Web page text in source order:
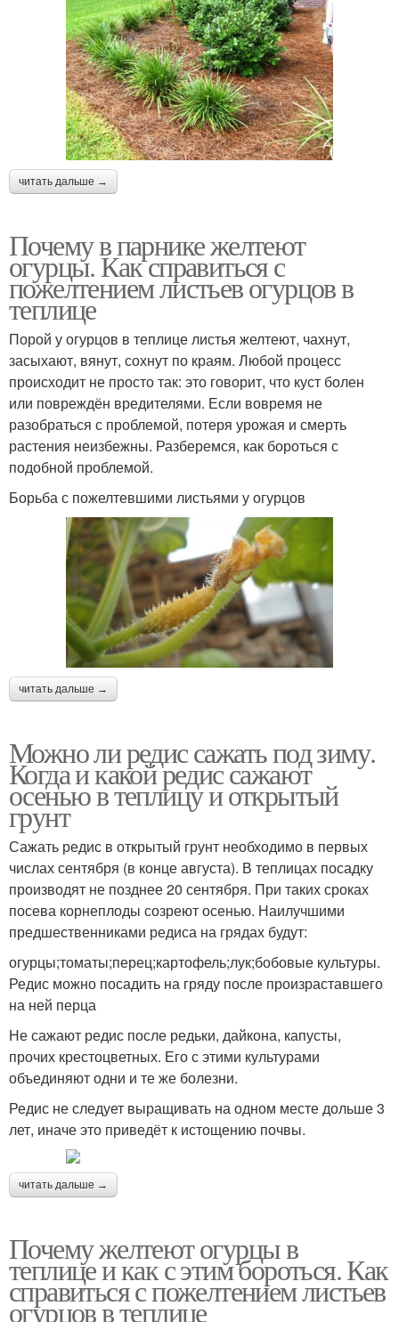
читать дальше →
Почему в парнике желтеют
огурцы. Как справиться с
пожелтением листьев огурцов в
теплице
Порой у огурцов в теплице листья желтеют, чахнут,
засыхают, вянут, сохнут по краям. Любой процесс
происходит не просто так: это говорит, что куст болен
или повреждён вредителями. Если вовремя не
разобраться с проблемой, потеря урожая и смерть
растения неизбежны. Разберемся, как бороться с
подобной проблемой.
Борьба с пожелтевшими листьями у огурцов
читать дальше →
Можно ли редис сажать под зиму.
Когда и какой редис сажают
осенью в теплицу и открытый
грунт
Сажать редис в открытый грунт необходимо в первых
числах сентября (в конце августа). В теплицах посадку
производят не позднее 20 сентября. При таких сроках
посева корнеплоды созреют осенью. Наилучшими
предшественниками редиса на грядах будут:
огурцы;томаты;перец;картофель;лук;бобовые культуры.
Редис можно посадить на гряду после произраставшего
на ней перца
Не сажают редис после редьки, дайкона, капусты,
прочих крестоцветных. Его с этими культурами
объединяют одни и те же болезни.
Редис не следует выращивать на одном месте дольше 3
лет, иначе это приведёт к истощению почвы.
читать дальше →
Почему желтеют огурцы в
теплице и как с этим бороться. Как
справиться с пожелтением листьев
огурцов в теплице